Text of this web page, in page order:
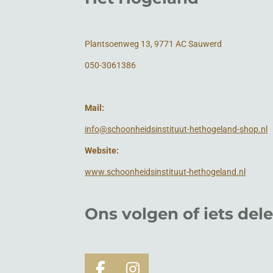
Plantsoenweg 13, 9771 AC Sauwerd
050-3061386
Mail:
info@schoonheidsinstituut-hethogeland-shop.nl
Website:
www.schoonheidsinstituut-hethogeland.nl
Ons volgen of iets